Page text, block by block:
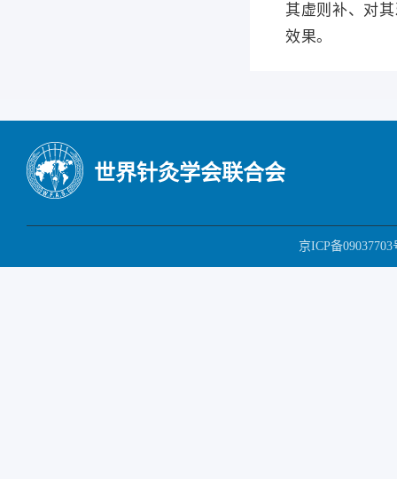
其虚则补、对
效果。
世界针灸学会联合会
京ICP备09037703